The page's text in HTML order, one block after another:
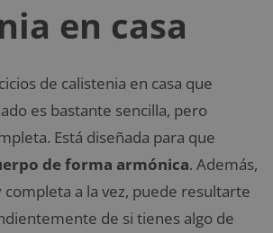
en casa
de calistenia en casa que
es bastante sencilla, pero
Está diseñada para que
de forma armónica. Además,
completa a la vez, puede resultarte
de si tienes algo de